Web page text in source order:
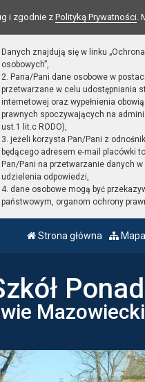
i zgodnie z Polityką Prywatności.
Danych znajdują się w linku
osobowych”,
2. Pana/Pani dane osobowe w
przetwarzane w celu udostępniania
internetowej oraz wypełnienia
prawnych spoczywających na
ust.1 lit.c RODO),
3. jeżeli korzysta Pan/Pani z
będącego adresem e-mail placówki
Pan/Pani na przetwarzanie danych w
udzielenia odpowiedzi,
4. dane osobowe mogą być
państwowym, organom ochrony
Strona główna